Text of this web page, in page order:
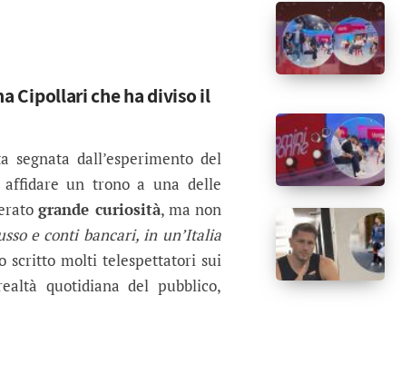
Cipollari che ha diviso il
segnata dall’esperimento del
un trono a una delle
grande curiosità, ma non
e conti bancari, in un’Italia
scritto molti telespettatori sui
quotidiana del pubblico,